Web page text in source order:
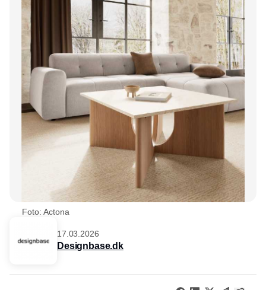
Foto: Actona
17.03.2026
Designbase.dk